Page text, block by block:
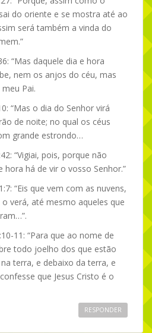
do oriente e se mostra até ao
será também a vinda do
“Mas daquele dia e hora
nem os anjos do céu, mas
Pai.
“Mas o dia do Senhor virá
de noite; no qual os céus
grande estrondo…
“Vigiai, pois, porque não
hora há de vir o vosso Senhor.”
“Eis que vem com as nuvens,
verá, até mesmo aqueles que
11: “Para que ao nome de
todo joelho dos que estão
terra, e debaixo da terra, e
que Jesus Cristo é o
RESPONDER